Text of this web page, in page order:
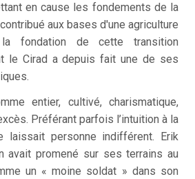
en cause les fondements de la
aux bases d'une agriculture
fondation de cette transition
le Cirad a depuis fait une de ses
entier, cultivé, charismatique,
Préférant parfois l’intuition à la
laissait personne indifférent. Erik
avait promené sur ses terrains au
un « moine soldat » dans son